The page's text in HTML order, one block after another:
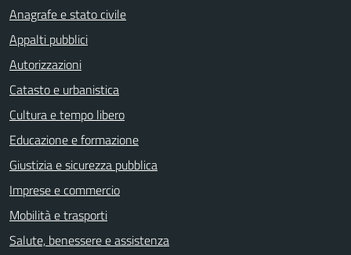
Anagrafe e stato civile
Appalti pubblici
Autorizzazioni
Catasto e urbanistica
Cultura e tempo libero
Educazione e formazione
Giustizia e sicurezza pubblica
Imprese e commercio
Mobilità e trasporti
Salute, benessere e assistenza